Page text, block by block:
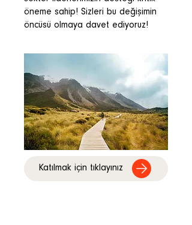
öneme sahip! Sizleri bu değişimin
öncüsü olmaya davet ediyoruz!
Katılmak için tıklayınız